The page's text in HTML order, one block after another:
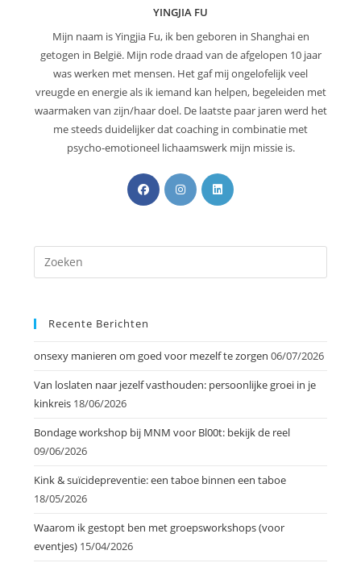
YINGJIA FU
Mijn naam is Yingjia Fu, ik ben geboren in Shanghai en
getogen in België. Mijn rode draad van de afgelopen 10 jaar
was werken met mensen. Het gaf mij ongelofelijk veel
vreugde en energie als ik iemand kan helpen, begeleiden met
waarmaken van zijn/haar doel. De laatste paar jaren werd het
me steeds duidelijker dat coaching in combinatie met
psycho-emotioneel lichaamswerk mijn missie is.
Recente Berichten
onsexy manieren om goed voor mezelf te zorgen 06/07/2026
Van loslaten naar jezelf vasthouden: persoonlijke groei in je
kinkreis 18/06/2026
Bondage workshop bij MNM voor Bl00t: bekijk de reel
09/06/2026
Kink & suïcidepreventie: een taboe binnen een taboe
18/05/2026
Waarom ik gestopt ben met groepsworkshops (voor
eventjes) 15/04/2026